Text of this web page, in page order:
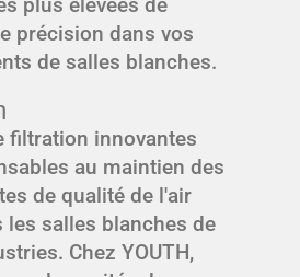
précision dans vos
de salles blanches.
filtration innovantes
au maintien des
de qualité de l'air
les salles blanches de
Chez YOUTH,